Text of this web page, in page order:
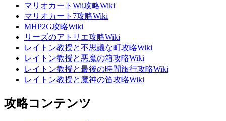
マリオカートWii攻略Wiki
マリオカート7攻略Wiki
MHP2G攻略Wiki
リーズのアトリエ攻略Wiki
レイトン教授と不思議な町攻略Wiki
レイトン教授と悪魔の箱攻略Wiki
レイトン教授と最後の時間旅行攻略Wiki
レイトン教授と魔神の笛攻略Wiki
攻略コンテンツ